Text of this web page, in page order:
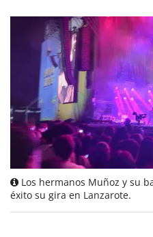
Los hermanos Muñoz y su
éxito su gira en Lanzarote.